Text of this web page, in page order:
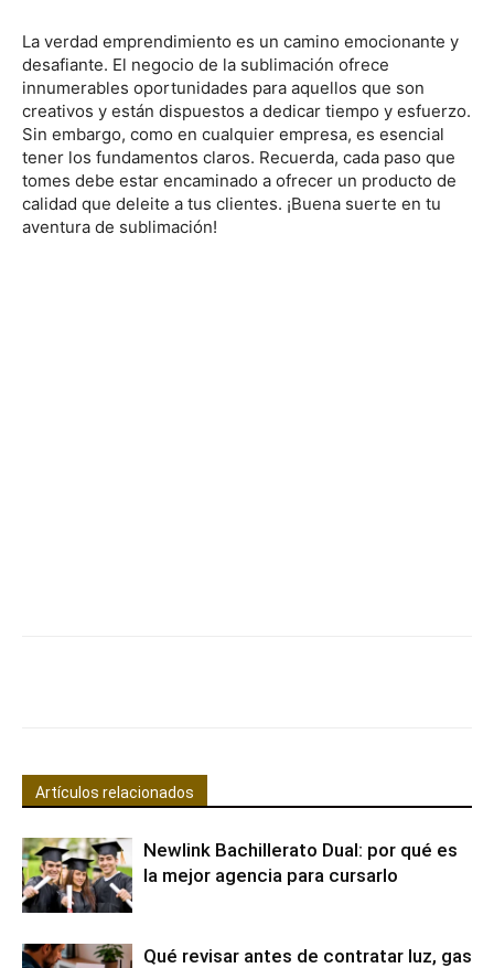
La verdad emprendimiento es un camino emocionante y
desafiante. El negocio de la sublimación ofrece
innumerables oportunidades para aquellos que son
creativos y están dispuestos a dedicar tiempo y esfuerzo.
Sin embargo, como en cualquier empresa, es esencial
tener los fundamentos claros. Recuerda, cada paso que
tomes debe estar encaminado a ofrecer un producto de
calidad que deleite a tus clientes. ¡Buena suerte en tu
aventura de sublimación!
Artículos relacionados
Newlink Bachillerato Dual: por qué es
la mejor agencia para cursarlo
Qué revisar antes de contratar luz, gas